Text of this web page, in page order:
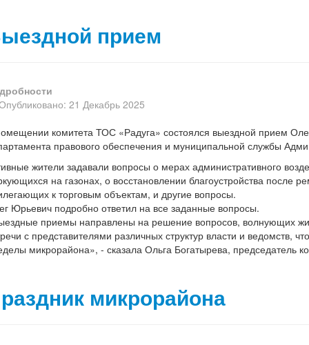
прием
21 Декабрь 2025
комитета ТОС «Радуга» состоялся выездной прием
правового обеспечения и муниципальной службы
жители задавали вопросы о мерах административного
на газонах, о восстановлении благоустройства после
к торговым объектам, и другие вопросы.
Юрьевич подробно ответил на все заданные вопросы.
приемы направлены на решение вопросов, волнующих
с представителями различных структур власти и ведомств,
микрорайона», - сказала Ольга Богатырева, председатель
микрорайона